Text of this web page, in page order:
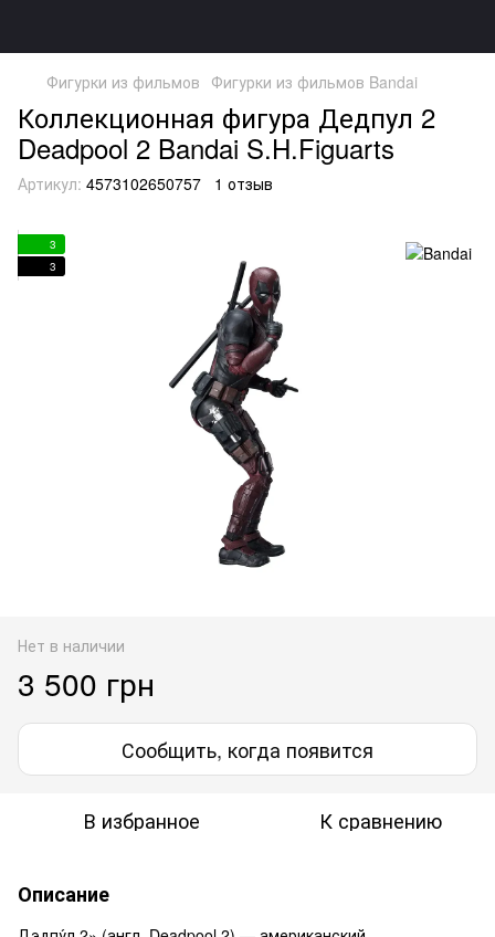
Фигурки из фильмов Фигурки из фильмов Bandai
Коллекционная фигура Дедпул 2
Deadpool 2 Bandai S.H.Figuarts
Артикул: 4573102650757 1 отзыв
3
3
Нет в наличии
3 500 грн
Сообщить, когда появится
В избранное К сравнению
Описание